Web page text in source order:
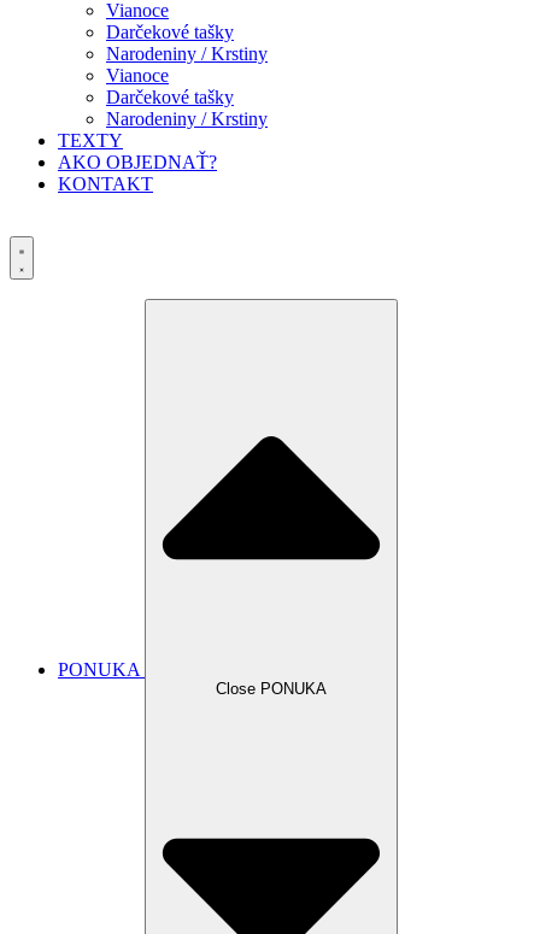
Vianoce
Darčekové tašky
Narodeniny / Krstiny
Vianoce
Darčekové tašky
Narodeniny / Krstiny
TEXTY
AKO OBJEDNAŤ?
KONTAKT
PONUKA
Close PONUKA